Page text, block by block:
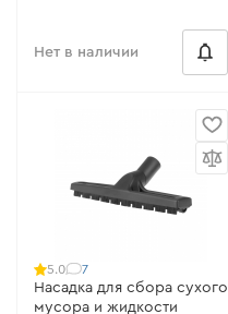
Нет в наличии
5.0 7
Насадка для сбора сухого
мусора и жидкости